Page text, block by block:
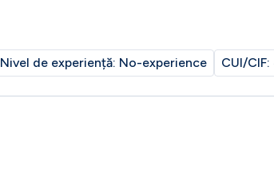
Nivel de experiență: No-experience CUI/CIF: